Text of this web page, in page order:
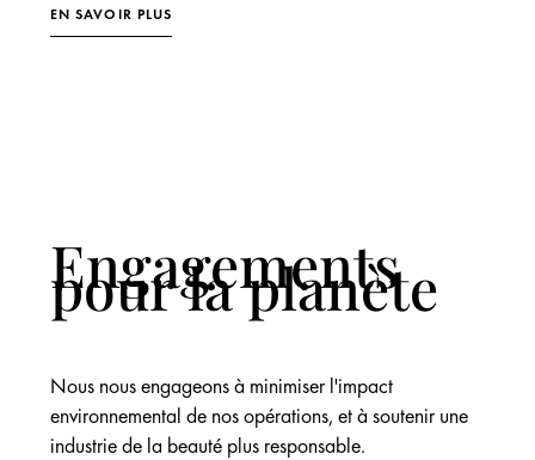
EN SAVOIR PLUS
Engagements
pour la planète
Nous nous engageons à minimiser l'impact
environnemental de nos opérations, et à soutenir une
industrie de la beauté plus responsable.